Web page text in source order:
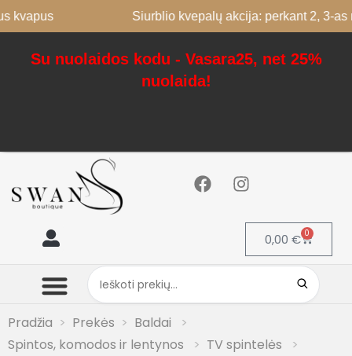
Siurblio kvepalų akcija: perkant 2, 3-as
Su nuolaidos kodu - Vasara25, net 25%
nuolaida!
0,00 € 0
Pradžia Prekės
Baldai
Spintos, komodos ir lentynos
TV spintelės